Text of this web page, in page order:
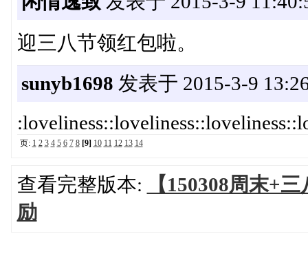
迎三八节领红包啦。
sunyb1698 发表于 2015-3-9
页: 1 2 3 4 5 6 7 8 [9] 10 11 12 13 14
查看完整版本:
【150308周末+
励